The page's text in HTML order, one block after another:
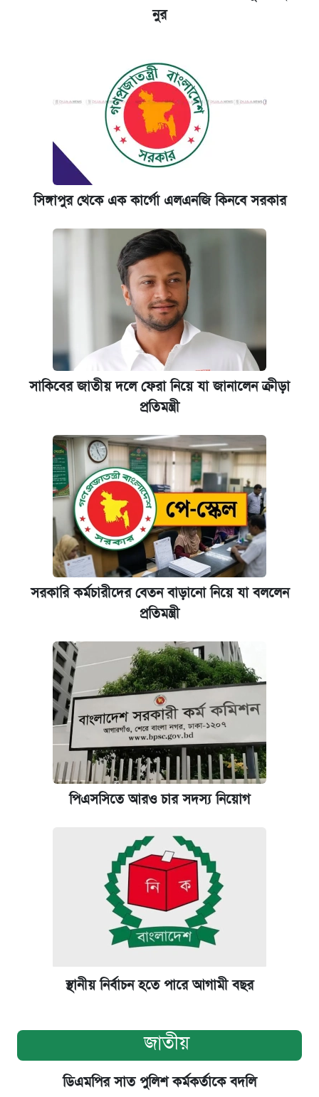
নুর
সিঙ্গাপুর থেকে এক কার্গো এলএনজি কিনবে সরকার
সাকিবের জাতীয় দলে ফেরা নিয়ে যা জানালেন ক্রীড়া
প্রতিমন্ত্রী
সরকারি কর্মচারীদের বেতন বাড়ানো নিয়ে যা বললেন
প্রতিমন্ত্রী
পিএসসিতে আরও চার সদস্য নিয়োগ
স্থানীয় নির্বাচন হতে পারে আগামী বছর
জাতীয়
ডিএমপির সাত পুলিশ কর্মকর্তাকে বদলি